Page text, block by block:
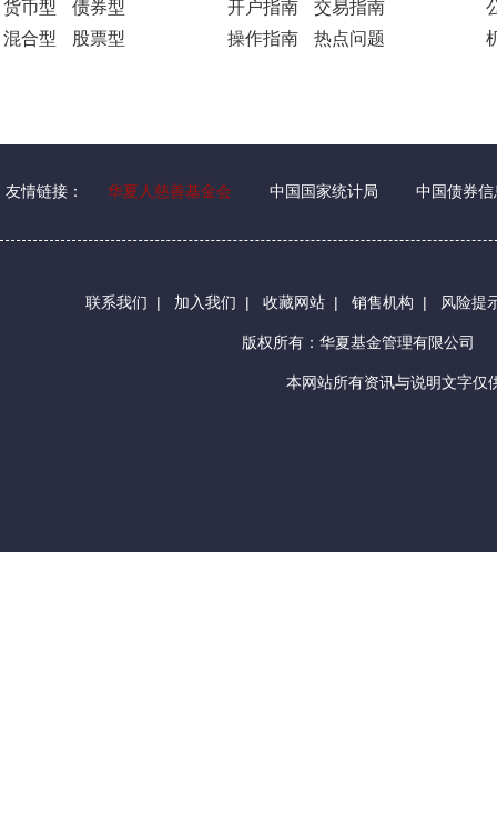
货币型
债券型
混合型
股票型
开户指南
交易指南
操作指南
热点问题
友情链接： 华夏人慈善基金会 中国国家统计局 中国债券信
联系我们 | 加入我们 | 收藏网站 | 销售机构 | 风险提
版权所有：华夏基金管理有限公司
本网站所有资讯与说明文字仅